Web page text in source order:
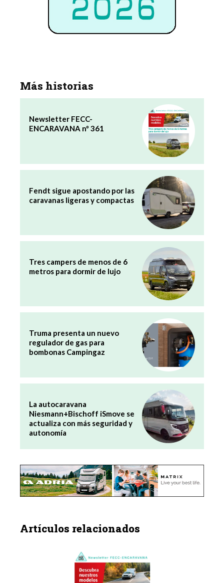
Más historias
Newsletter FECC-
ENCARAVANA nº 361
Fendt sigue apostando por las
caravanas ligeras y compactas
Tres campers de menos de 6
metros para dormir de lujo
Truma presenta un nuevo
regulador de gas para
bombonas Campingaz
La autocaravana
Niesmann+Bischoff iSmove se
actualiza con más seguridad y
autonomía
Artículos relacionados